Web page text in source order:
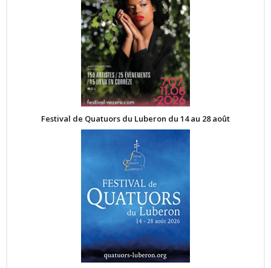
Festival de Quatuors du Luberon du 14 au 28 août